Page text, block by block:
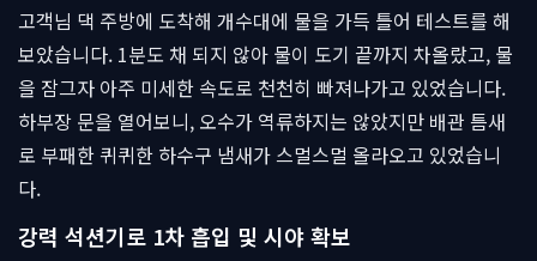
고객님 댁 주방에 도착해 개수대에 물을 가득 틀어 테스트를 해
보았습니다. 1분도 채 되지 않아 물이 도기 끝까지 차올랐고, 물
을 잠그자 아주 미세한 속도로 천천히 빠져나가고 있었습니다.
하부장 문을 열어보니, 오수가 역류하지는 않았지만 배관 틈새
로 부패한 퀴퀴한 하수구 냄새가 스멀스멀 올라오고 있었습니
다.
강력 석션기로 1차 흡입 및 시야 확보